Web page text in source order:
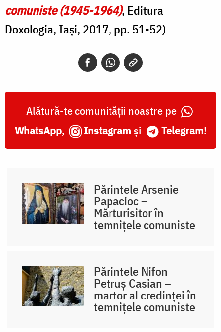
comuniste (1945-1964), Editura
Doxologia, Iași, 2017, pp. 51-52)
Alătură-te comunității noastre pe
WhatsApp, Instagram și Telegram!
Părintele Arsenie
Papacioc –
Mărturisitor în
temnițele comuniste
Părintele Nifon
Petruș Casian –
martor al credinței în
temnițele comuniste